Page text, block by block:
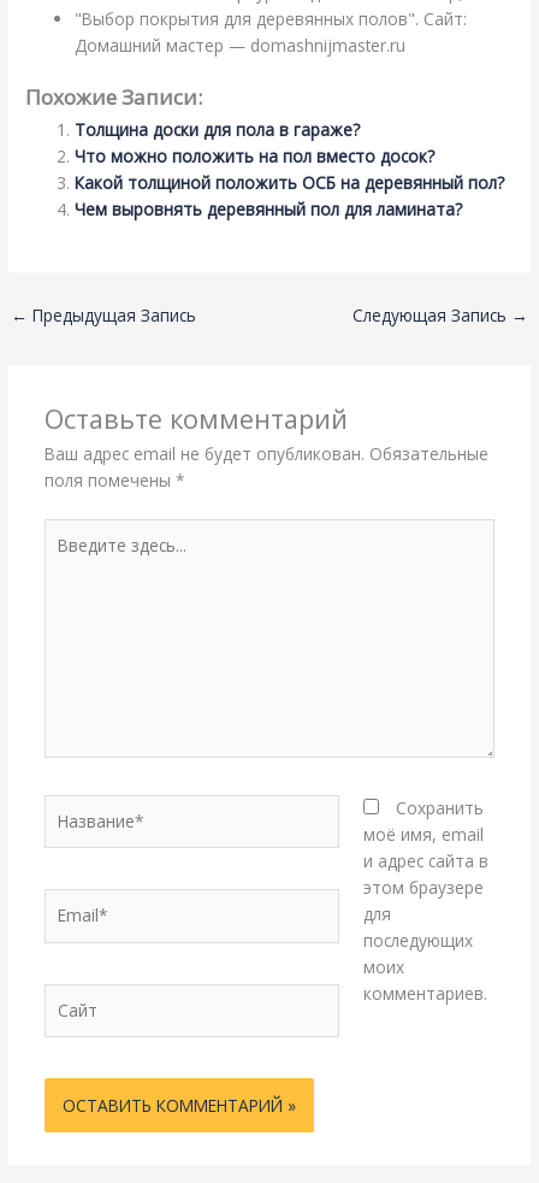
"Выбор покрытия для деревянных полов". Сайт:
Домашний мастер — domashnijmaster.ru
Похожие Записи:
Толщина доски для пола в гараже?
Что можно положить на пол вместо досок?
Какой толщиной положить ОСБ на деревянный пол?
Чем выровнять деревянный пол для ламината?
← Предыдущая Запись Следующая Запись →
Оставьте комментарий
Ваш адрес email не будет опубликован. Обязательные
поля помечены *
здесь...
Сохранить
моё имя, email
и адрес сайта в
этом браузере
для
последующих
моих
комментариев.